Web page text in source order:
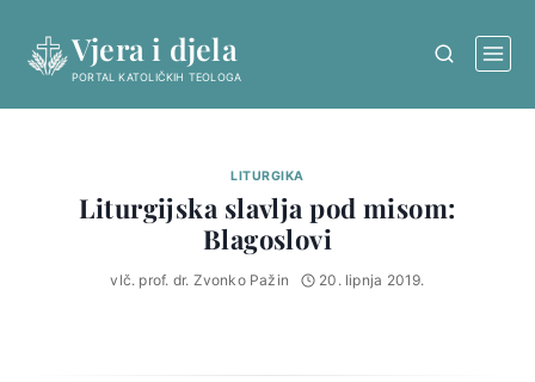
content
Vjera i djela
PORTAL KATOLIČKIH TEOLOGA
LITURGIKA
Liturgijska slavlja pod misom:
Blagoslovi
vlč. prof. dr. Zvonko Pažin 20. lipnja 2019.